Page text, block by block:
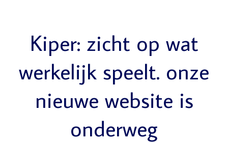
Kiper: zicht op wat
werkelijk speelt. onze
nieuwe website is
onderweg